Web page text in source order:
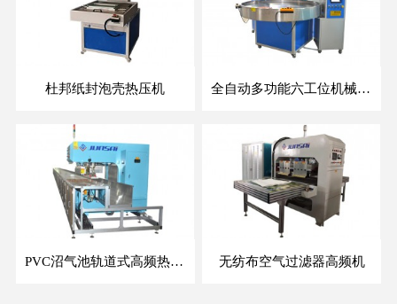
杜邦纸封泡壳热压机 全自动多功能六工位机械手泡壳吸塑包装机
PVC沼气池轨道式高频热合机 无纺布空气过滤器高频机